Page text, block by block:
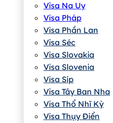
Visa Na Uy
Visa Pháp
Visa Phần Lan
Visa Séc
Visa Slovakia
Visa Slovenia
Visa Síp
Visa Tây Ban Nha
Visa Thổ Nhĩ Kỳ
Visa Thụy Điển